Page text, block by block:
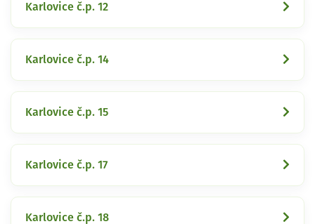
Karlovice č.p. 12
Karlovice č.p. 14
Karlovice č.p. 15
Karlovice č.p. 17
Karlovice č.p. 18